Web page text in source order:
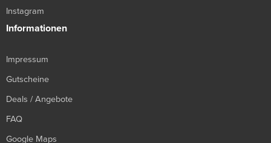
Instagram
Informationen
Impressum
Gutscheine
Deals / Angebote
FAQ
Google Maps